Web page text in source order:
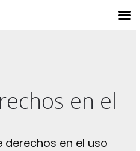
en el
derechos en el uso